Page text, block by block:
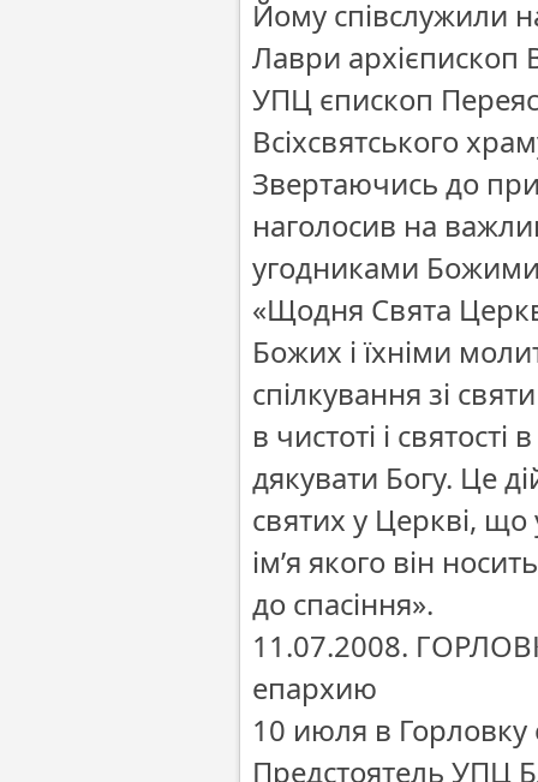
Йому співслужили
Лаври архієпископ
УПЦ єпископ
Всіхсвятського
Звертаючись до
наголосив на
угодниками
«Щодня Свята
Божих і їхніми
спілкування зі
в чистоті і
дякувати Богу. Це
святих у Церкві,
ім’я якого він
до спасіння».
11.07.2008.
епархию
10 июля в
Предстоятель УПЦ